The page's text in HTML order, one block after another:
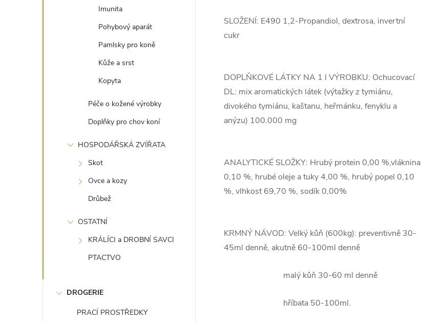
Imunita
Pohybový aparát
Pamlsky pro koně
Kůže a srst
Kopyta
Péče o kožené výrobky
Doplňky pro chov koní
HOSPODÁŘSKÁ ZVÍŘATA
Skot
Ovce a kozy
Drůbež
OSTATNÍ
KRÁLÍCI a DROBNÍ SAVCI
PTACTVO
DROGERIE
PRACÍ PROSTŘEDKY
SLOŽENÍ: E490 1,2-Propandiol, dextrosa, invertní
cukr
DOPLŇKOVÉ LÁTKY NA 1 l VÝROBKU: Ochucovací
DL: mix aromatických látek (výtažky z tymiánu,
divokého tymiánu, kaštanu, heřmánku, fenyklu a
anýzu) 100.000 mg
ANALYTICKÉ SLOŽKY: Hrubý protein 0,00 %,vláknina
0,10 %, hrubé oleje a tuky 4,00 %, hrubý popel 0,10
%, vlhkost 69,70 %, sodík 0,00%
KRMNÝ NÁVOD: Velký kůň (600kg): preventivně 30-
45ml denně, akutně 60-100ml denně
malý kůň 30-60 ml denně
hříbata 50-100ml.